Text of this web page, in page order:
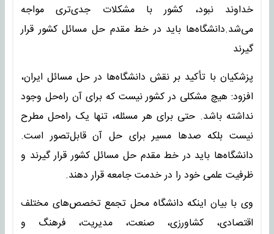
خداوند نبود، کشور با مشکلات جدی‌تری مواجه
می‌شد.دانشگاه‌ها باید در خط مقدم حل مسائل کشور قرار
گیرند
پزشکیان با تأکید بر نقش دانشگاه‌ها در حل مسائل ایران،
افزود: هیچ مشکلی در کشور نیست که برای آن راه‌حل وجود
نداشته باشد. حتی برای هر مسئله، تنها یک راه‌حل مطرح
نیست بلکه صدها مسیر برای حل آن قابل‌تصور است.
دانشگاه‌ها باید در خط مقدم حل مسائل کشور قرار گیرند و
ظرفیت علمی خود را در خدمت جامعه قرار دهند.
وی با بیان اینکه دانشگاه محل تجمع تخصص‌های مختلف
اقتصادی، کشاورزی، صنعت، مدیریت، فرهنگ و